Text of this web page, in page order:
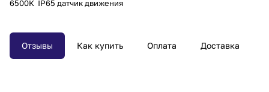
6500К IP65 датчик движения
Отзывы Как купить Оплата Доставка